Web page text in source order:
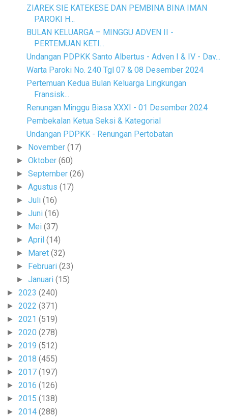
ZIAREK SIE KATEKESE DAN PEMBINA BINA IMAN
PAROKI H...
BULAN KELUARGA – MINGGU ADVEN II -
PERTEMUAN KETI...
Undangan PDPKK Santo Albertus - Adven I & IV - Dav...
Warta Paroki No. 240 Tgl 07 & 08 Desember 2024
Pertemuan Kedua Bulan Keluarga Lingkungan
Fransisk...
Renungan Minggu Biasa XXXI - 01 Desember 2024
Pembekalan Ketua Seksi & Kategorial
Undangan PDPKK - Renungan Pertobatan
► November(17)
►Oktober(60)
►September(26)
►Agustus(17)
►Juli(16)
►Juni(16)
► Mei(37)
►April(14)
► Maret(32)
► Februari(23)
►Januari(15)
► 2023 (240)
► 2022 (371)
► 2021 (519)
► 2020 (278)
► 2019 (512)
► 2018 (455)
► 2017 (197)
► 2016 (126)
► 2015 (138)
► 2014 (288)